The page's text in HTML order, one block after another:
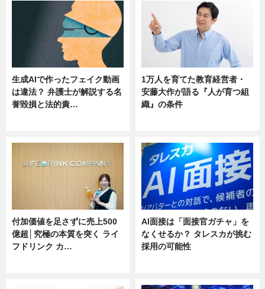
生成AIで作ったフェイク動画
は違法？ 弁護士が解説する名
誉毀損と法的責…
1万人を育てた教育経営者・
安藤大作が語る『人が育つ組
織』の条件
付加価値を足さずに売上500
億超│究極の本質を突く ライ
フドリンク カ…
AI面接は「面接官ガチャ」を
なくせるか？ タレスカが挑む
採用の可能性